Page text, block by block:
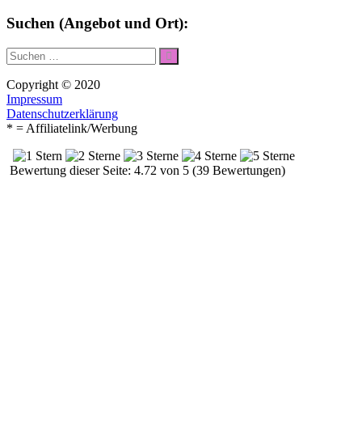
Suchen (Angebot und Ort):
Suche
nach:
Suchen
Copyright © 2020
Impressum
Datenschutzerklärung
* = Affiliatelink/Werbung
Bewertung dieser Seite: 4.72 von 5 (39 Bewertungen)